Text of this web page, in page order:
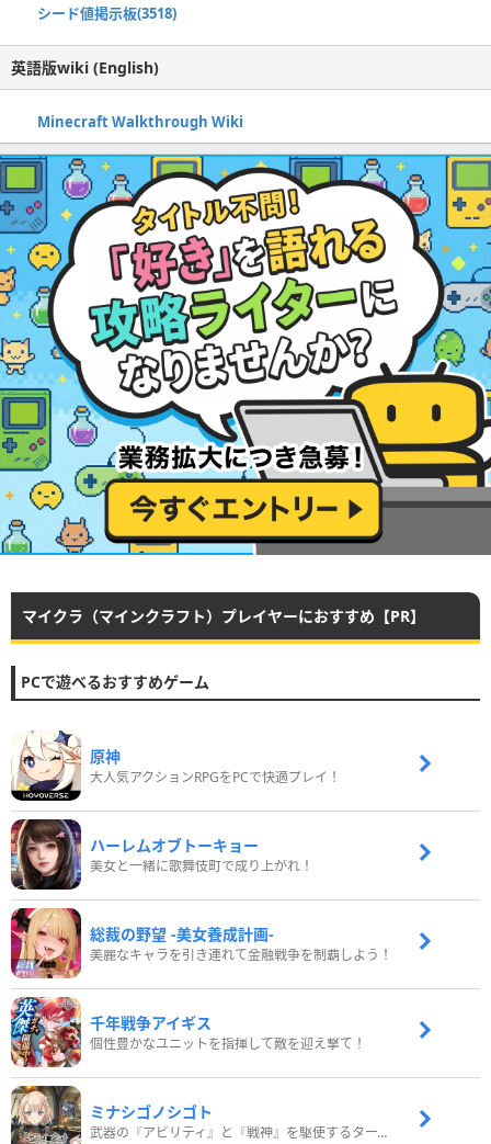
シード値掲示板(3518)
英語版wiki (English)
Minecraft Walkthrough Wiki
マイクラ（マインクラフト）プレイヤーにおすすめ【PR】
PCで遊べるおすすめゲーム
原神
大人気アクションRPGをPCで快適プレイ！
ハーレムオブトーキョー
美女と一緒に歌舞伎町で成り上がれ！
総裁の野望 -美女養成計画-
美麗なキャラを引き連れて金融戦争を制覇しよう！
千年戦争アイギス
個性豊かなユニットを指揮して敵を迎え撃て！
ミナシゴノシゴト
武器の『アビリティ』と『戦神』を駆使するターン制コマンドバトルRPG！